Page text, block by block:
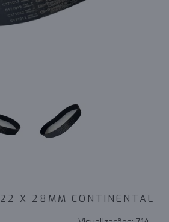
X 28MM CONTINENTAL